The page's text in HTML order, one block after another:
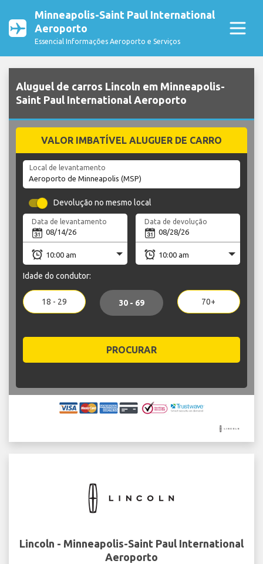
Minneapolis-Saint Paul International
Aeroporto
Essencial Informações Aeroporto e Serviços
Aluguel de carros Lincoln em Minneapolis-
Saint Paul International Aeroporto
VALOR IMBATÍVEL ALUGUER DE CARRO
Local de levantamento
Devolução no mesmo local
Data de levantamento Data de devolução
Idade do condutor:
18 - 29 30 - 69 70+
PROCURAR
Lincoln - Minneapolis-Saint Paul International
Aeroporto